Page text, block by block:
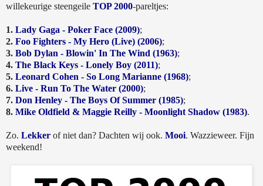
willekeurige steengeile TOP 2000-pareltjes:
1. Lady Gaga - Poker Face (2009);
2. Foo Fighters - My Hero (Live) (2006);
3. Bob Dylan - Blowin' In The Wind (1963);
4. The Black Keys - Lonely Boy (2011);
5. Leonard Cohen - So Long Marianne (1968);
6. Live - Run To The Water (2000);
7. Don Henley - The Boys Of Summer (1985);
8. Mike Oldfield & Maggie Reilly - Moonlight Shadow (1983).
Zo. Lekker of niet dan? Dachten wij ook. Mooi. Wazzieweer. Fijn
weekend!